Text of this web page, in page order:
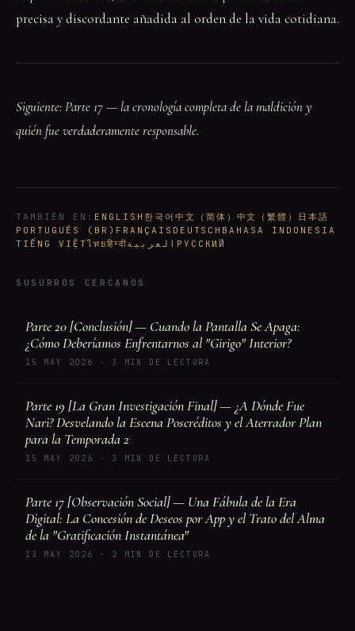
precisa y discordante añadida al orden de la vida cotidiana.
Siguiente: Parte 17 — la cronología completa de la maldición y
quién fue verdaderamente responsable.
TAMBIÉN EN : ENGLISH 한국어 中文（简体） 中文（繁體） 日本語
PORTUGUÊS (BR) FRANÇAIS DEUTSCH BAHASA INDONESIA
TIẾNG VIỆTไทยहिन्दीالعربية РУССКИЙ
SUSURROS CERCANOS
Parte 20 [Conclusión] — Cuando la Pantalla Se Apaga:
¿Cómo Deberíamos Enfrentarnos al "Girigo" Interior?
15 MAY 2026 · 3 MIN DE LECTURA
Parte 19 [La Gran Investigación Final] — ¿A Dónde Fue
Nari? Desvelando la Escena Poscréditos y el Aterrador Plan
para la Temporada 2
15 MAY 2026 · 3 MIN DE LECTURA
Parte 17 [Observación Social] — Una Fábula de la Era
Digital: La Concesión de Deseos por App y el Trato del Alma
de la "Gratificación Instantánea"
13 MAY 2026 · 2 MIN DE LECTURA